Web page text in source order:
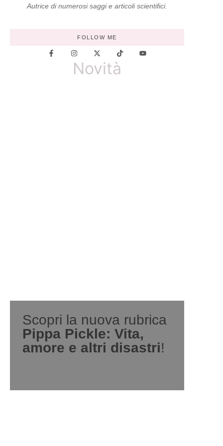
Autrice di numerosi saggi e articoli scientifici.
FOLLOW ME
Novità
Scopri la nuova rubrica
Pippa Pickle: Vita,
amore e altri disastri!